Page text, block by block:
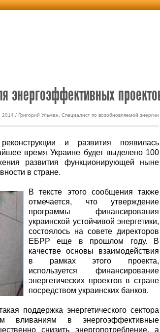
энергоэффективных
/ Григорий Ульман, Специалист по возобновляемой энергии
и развития появилась
время Украине будет выделено 100
развития функционирующей ныне
в стране.
В тексте этого сообщения также
отмечается, что утверждение
программы финансирования
украинской устойчивой энергетики,
состоялось на совете директоров
ЕБРР еще в прошлом году. В
качестве основы взаимодействия
в рамках этого проекта,
используется финансирование
энергетических проектов в стране
посредством украинских банков.
поддержка энергетического сектора
вливаниям в энергоэффективные
снизить энергопотребление, а